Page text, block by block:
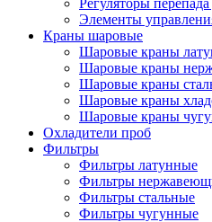
Регуляторы
Элементы
Краны шаровые
Шаровые краны
Шаровые краны
Шаровые краны
Шаровые краны
Шаровые краны
Охладители проб
Фильтры
Фильтры латунные
Фильтры
Фильтры стальные
Фильтры чугунные